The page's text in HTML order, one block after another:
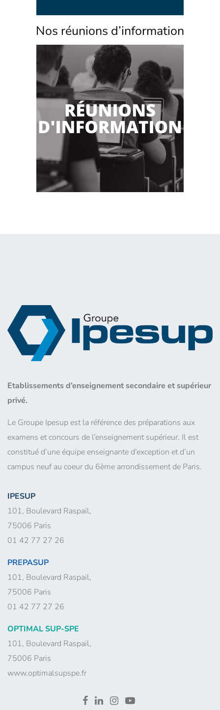
Nos réunions d’information
Etablissements d’enseignement secondaire et supérieur
privé.
Le Groupe Ipesup est la référence des préparations aux
examens et concours de l’enseignement supérieur. Il est
constitué d’une équipe enseignante d’exception et d’un
campus neuf au coeur du 6ème arrondissement de Paris.
IPESUP
101, Boulevard Raspail,
75006 Paris
01 42 77 27 26
PREPASUP
101, Boulevard Raspail,
75006 Paris
01 42 77 27 26
OPTIMAL SUP-SPE
101, Boulevard Raspail,
75006 Paris
www.optimalsupspe.fr